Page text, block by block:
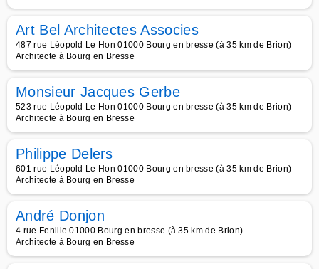
Art Bel Architectes Associes
487 rue Léopold Le Hon 01000 Bourg en bresse (à 35 km de Brion)
Architecte à Bourg en Bresse
Monsieur Jacques Gerbe
523 rue Léopold Le Hon 01000 Bourg en bresse (à 35 km de Brion)
Architecte à Bourg en Bresse
Philippe Delers
601 rue Léopold Le Hon 01000 Bourg en bresse (à 35 km de Brion)
Architecte à Bourg en Bresse
André Donjon
4 rue Fenille 01000 Bourg en bresse (à 35 km de Brion)
Architecte à Bourg en Bresse